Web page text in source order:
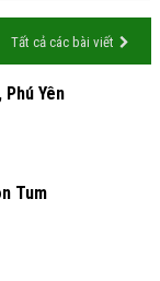
Tất cả các bài viết
Yên
Tum